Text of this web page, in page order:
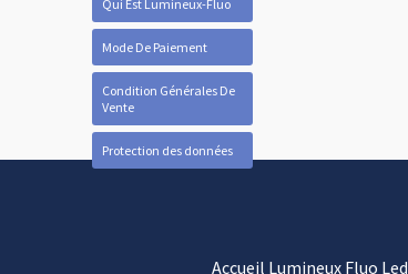
Qui Est Lumineux-Fluo
Mode De Paiement
Condition Générales De
Vente
Protection des données
Accueil Lumineux Fluo Led